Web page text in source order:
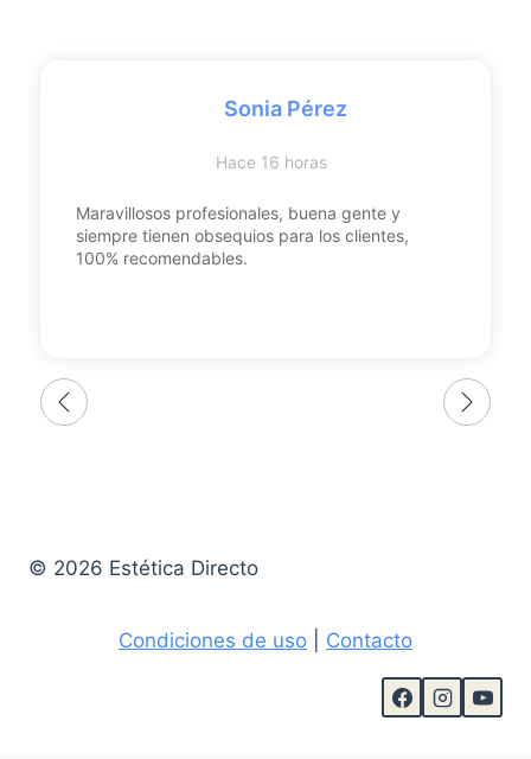
Sonia Pérez
Hace 16 horas
Maravillosos profesionales, buena gente y
siempre tienen obsequios para los clientes,
100% recomendables.
© 2026 Estética Directo
Condiciones de uso Contacto